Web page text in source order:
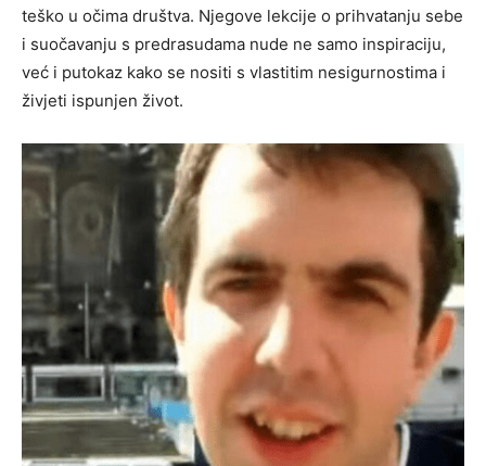
teško u očima društva. Njegove lekcije o prihvatanju sebe
i suočavanju s predrasudama nude ne samo inspiraciju,
već i putokaz kako se nositi s vlastitim nesigurnostima i
živjeti ispunjen život.